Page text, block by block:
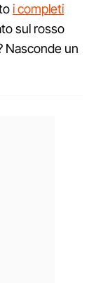
i completi
sul rosso
Nasconde un